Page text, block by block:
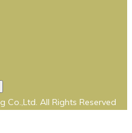
Co.,Ltd. All Rights Reserved